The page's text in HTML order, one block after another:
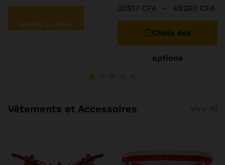
Ajouter au devis
30517 CFA – 48280 CFA
Choix des
options
Vêtements et Accessoires